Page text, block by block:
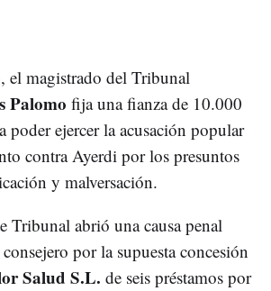
el magistrado del Tribunal
Palomo fija una fianza de 10.000
poder ejercer la acusación popular
contra Ayerdi por los presuntos
y malversación.
Tribunal abrió una causa penal
por la supuesta concesión
Salud S.L. de seis préstamos por